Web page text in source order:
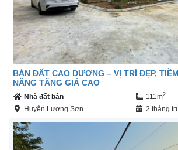
BÁN ĐẤT CAO DƯƠNG – VỊ TRÍ ĐẸP, TIỀM
NĂNG TĂNG GIÁ CAO
Nhà đất bán 111m2
Huyện Lương Sơn 2 tháng